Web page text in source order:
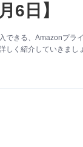
6日】
できる、Amazonプラ
しく紹介していきま